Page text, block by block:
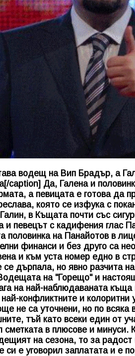
водещ на Вип Брадър, а
caption] Да, Галена и
а певицата е готова да
която се изфука с
в Къщата почти със
и певецът с кадифения глас
половинка на Панайотов в
финанси и без друго са
и към уста номер едно в
дърпала, но явно разчита
на "Горещо" и
на най-наблюдаваната
конфликтните и колоритни
не са уточнени, но по
тъй като всеки един от
сметката в плюсове и
на сезона, то за
си е уговорил заплатата и е